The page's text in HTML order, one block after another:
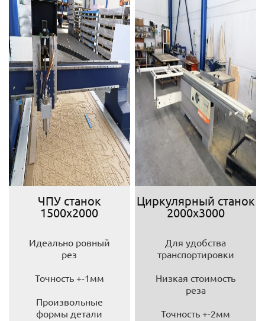
ЧПУ станок
1500х2000
Идеально ровный
рез
Точность +-1мм
Произвольные
формы детали
Циркулярный станок
2000х3000
Для удобства
транспортировки
Низкая стоимость
реза
Точность +-2мм